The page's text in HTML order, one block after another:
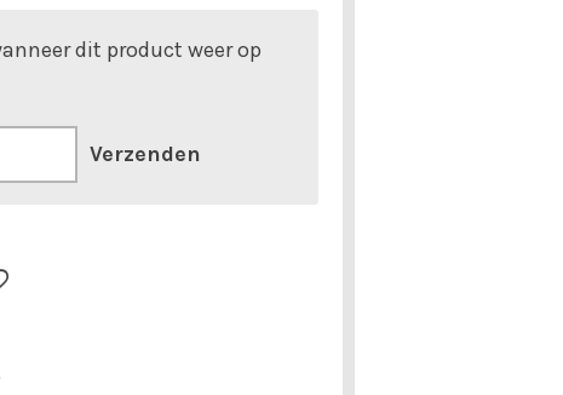
dit product weer op
Verzenden